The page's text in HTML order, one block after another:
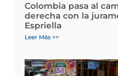
Colombia pasa al
derecha con la
Espriella
Leer Más >>